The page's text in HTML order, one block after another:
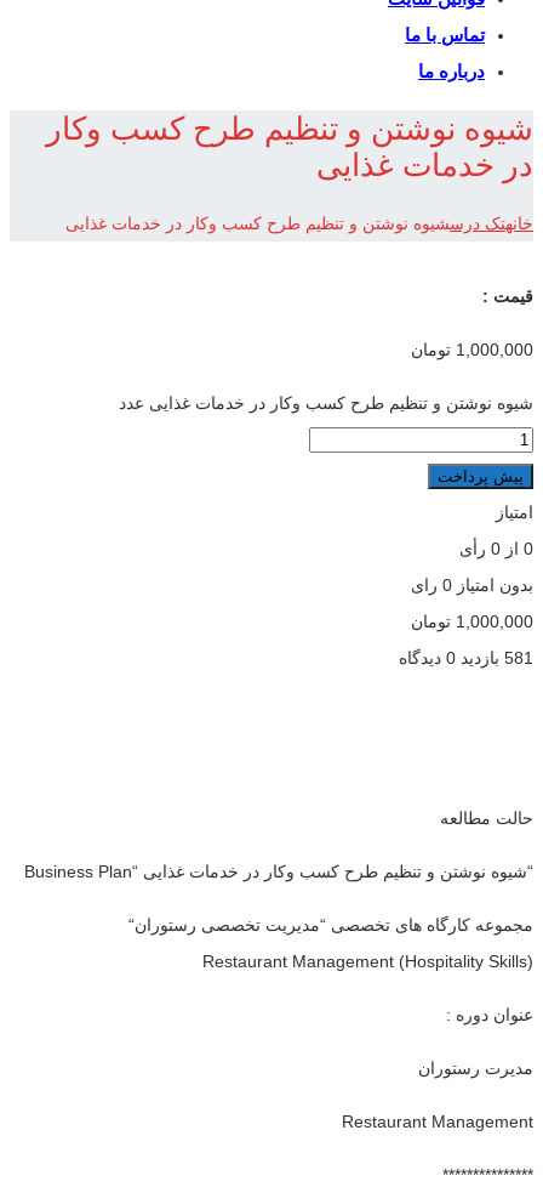
تماس با ما
درباره ما
شیوه نوشتن و تنظیم طرح کسب وکار
در خدمات غذایی
خانهتک درسشیوه نوشتن و تنظیم طرح کسب وکار در خدمات غذایی
قیمت :
1,000,000 تومان
شیوه نوشتن و تنظیم طرح کسب وکار در خدمات غذایی عدد
پیش پرداخت
امتیاز
0 از 0 رأی
بدون امتیاز 0 رای
1,000,000 تومان
581 بازدید
حالت مطالعه
“شیوه نوشتن و تنظیم طرح کسب وکار در خدمات غذایی “Business Plan
مجموعه کارگاه های تخصصی “مدیریت تخصصی رستوران“
Restaurant Management (Hospitality Skills)
عنوان دوره :
مدیرت رستوران
Restaurant Management
***************